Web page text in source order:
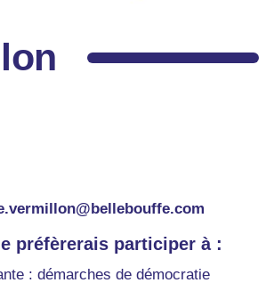
préfèrerais participer à :
: démarches de démocratie